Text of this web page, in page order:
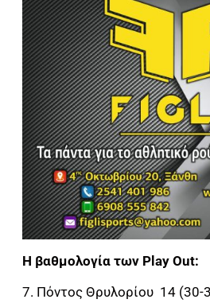
Η βαθμολογία των Play Out:
7. Πόντος Θρυλορίου 14 (30-